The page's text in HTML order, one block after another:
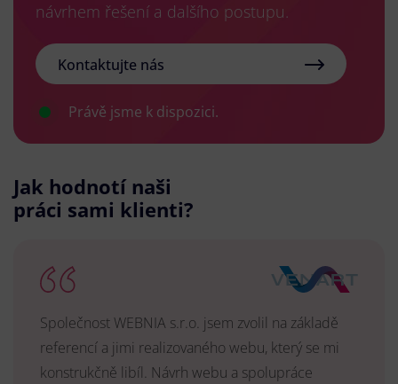
návrhem řešení a dalšího postupu.
Kontaktujte nás
Právě jsme k dispozici.
Jak hodnotí naši
práci sami klienti?
Společnost WEBNIA s.r.o. jsem zvolil na základě
referencí a jimi realizovaného webu, který se mi
konstrukčně libíl. Návrh webu a spolupráce